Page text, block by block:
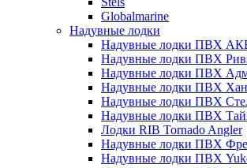
Globalmarine
Надувные лодки
Надувные лодки ПВХ
Надувные лодки ПВХ
Надувные лодки ПВХ
Надувные лодки ПВХ
Надувные лодки ПВХ
Надувные лодки ПВХ
Лодки RIB Tornado Angler
Надувные лодки ПВХ
Надувные лодки ПВХ